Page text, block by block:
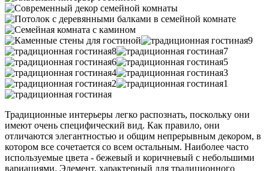
Традиционные интерьеры легко распознать, поскольку они
имеют очень специфический вид. Как правило, они
отличаются элегантностью и общим непрерывным декором, в
котором все сочетается со всем остальным. Наиболее часто
используемые цвета - бежевый и коричневый с небольшими
вариациями. Элемент, характерный для традиционного